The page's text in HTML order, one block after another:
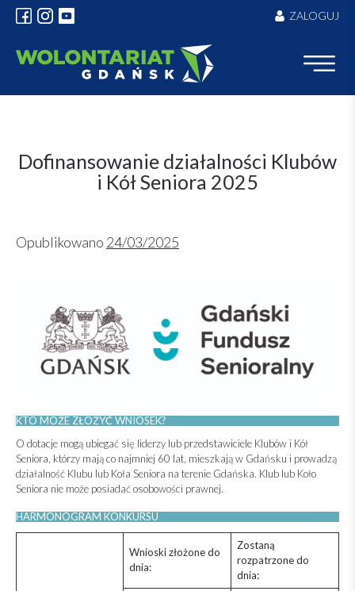
Skip
content
ZALOGUJ
Dofinansowanie działalności Klubów
i Kół Seniora 2025
Opublikowano 24/03/2025
KTO MOŻE ZŁOŻYĆ WNIOSEK?
O dotacje mogą ubiegać się liderzy lub przedstawiciele Klubów i Kół
Seniora, którzy mają co najmniej 60 lat, mieszkają w Gdańsku i prowadzą
działalność Klubu lub Koła Seniora na terenie Gdańska. Klub lub Koło
Seniora nie może posiadać osobowości prawnej.
HARMONOGRAM KONKURSU
Wnioski złożone do
dnia:
Zostaną
rozpatrzone do
dnia: